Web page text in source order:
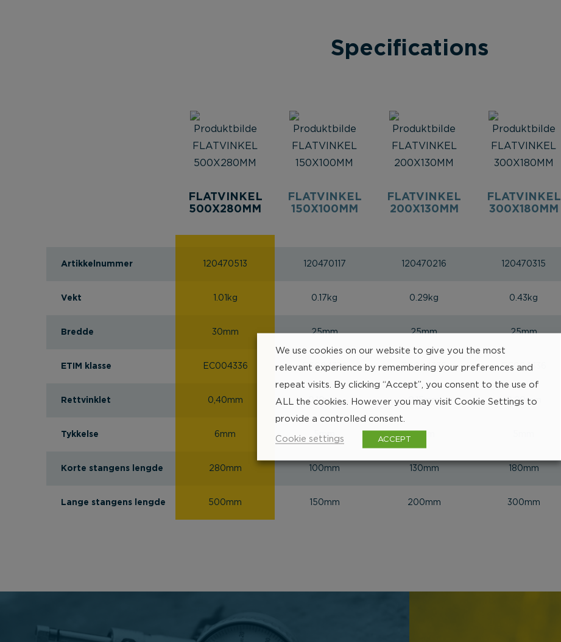
Specifications
Artikkelnummer
Vekt
Bredde
ETIM klasse
Rettvinklet
Tykkelse
Korte stangens lengde
Lange stangens lengde
FLATVINKEL
500X280MM
120470513
1.01kg
30mm
EC004336
0,40mm
6mm
280mm
500mm
FLATVINKEL
150X100MM
120470117
0.17kg
25mm
EC004336
0,10mm
5mm
100mm
150mm
FLATVINKEL
200X130MM
120470216
0.29kg
25mm
EC004336
0,15mm
130mm
200mm
FLATVINKEL
300X180MM
120470315
0.43kg
25mm
EC004336
0,20mm
180mm
300mm
We use cookies on our website to give you the most
relevant experience by remembering your preferences and
repeat visits. By clicking “Accept”, you consent to the use of
ALL the cookies. However you may visit Cookie Settings to
provide a controlled consent.
Cookie settings ACCEPT